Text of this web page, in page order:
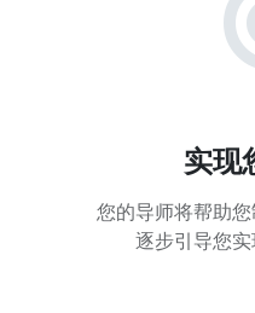
实现
您的导师将帮助
逐步引导您实